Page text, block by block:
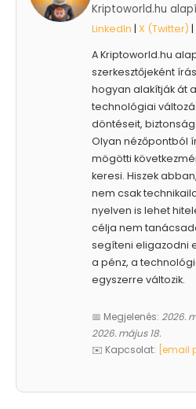
Kriptoworld.hu
LinkedIn | X (Twitter) |
A Kriptoworld.hu
szerkesztőjeként
hogyan alakítják át
technológiai
döntéseit,
Olyan nézőpontból
mögötti
keresi. Hiszek
nem csak
nyelven is lehet
célja nem
segíteni eligazodni
a pénz, a
egyszerre változik.
📅 Megjelenés: 2026.
2026. május 18.
✉️ Kapcsolat:
[email